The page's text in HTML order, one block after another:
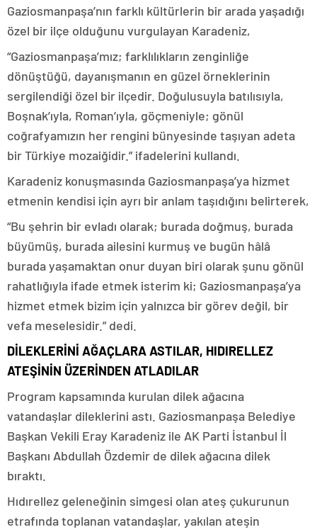
Gaziosmanpaşa’nın farklı kültürlerin bir arada yaşadığı
özel bir ilçe olduğunu vurgulayan Karadeniz,
“Gaziosmanpaşa’mız; farklılıkların zenginliğe
dönüştüğü, dayanışmanın en güzel örneklerinin
sergilendiği özel bir ilçedir. Doğulusuyla batılısıyla,
Boşnak’ıyla, Roman’ıyla, göçmeniyle; gönül
coğrafyamızın her rengini bünyesinde taşıyan adeta
bir Türkiye mozaiğidir.” ifadelerini kullandı.
Karadeniz konuşmasında Gaziosmanpaşa’ya hizmet
etmenin kendisi için ayrı bir anlam taşıdığını belirterek,
“Bu şehrin bir evladı olarak; burada doğmuş, burada
büyümüş, burada ailesini kurmuş ve bugün hâlâ
burada yaşamaktan onur duyan biri olarak şunu gönül
rahatlığıyla ifade etmek isterim ki; Gaziosmanpaşa’ya
hizmet etmek bizim için yalnızca bir görev değil, bir
vefa meselesidir.” dedi.
DİLEKLERİNİ AĞAÇLARA ASTILAR, HIDIRELLEZ
ATEŞİNİN ÜZERİNDEN ATLADILAR
Program kapsamında kurulan dilek ağacına
vatandaşlar dileklerini astı. Gaziosmanpaşa Belediye
Başkan Vekili Eray Karadeniz ile AK Parti İstanbul İl
Başkanı Abdullah Özdemir de dilek ağacına dilek
bıraktı.
Hıdırellez geleneğinin simgesi olan ateş çukurunun
etrafında toplanan vatandaşlar, yakılan ateşin